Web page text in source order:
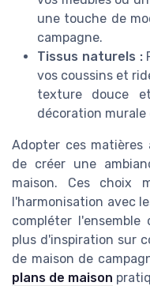
une touche de
campagne.
Tissus naturels :
vos coussins et
texture douce
décoration
Adopter ces matières
de créer une
maison. Ces choix
l'harmonisation avec
compléter
plus d'inspiration sur
de maison de
plans de maison